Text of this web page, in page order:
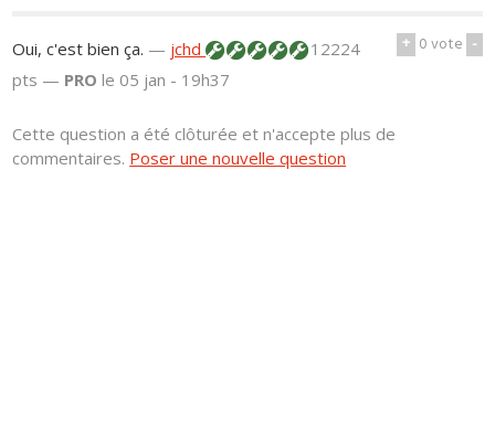
+ 0vote -
Oui, c'est bien ça. — jchd
12224
pts — PRO le 05 jan - 19h37
Cette question a été clôturée et n'accepte plus de
commentaires. Poser une nouvelle question